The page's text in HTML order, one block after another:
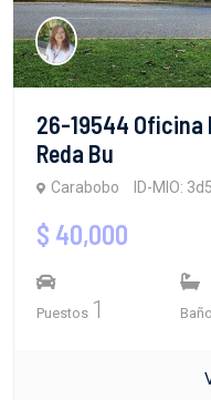
26-19544 Oficina
Reda Bu
Carabobo ID-MIO:
$ 40,000
Puestos 1